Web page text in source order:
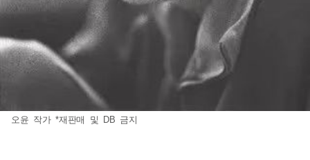
오윤 작가 *재판매 및 DB 금지